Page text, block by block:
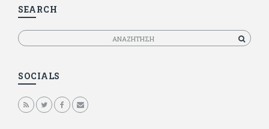
SEARCH
Αναζητηση
SOCIALS